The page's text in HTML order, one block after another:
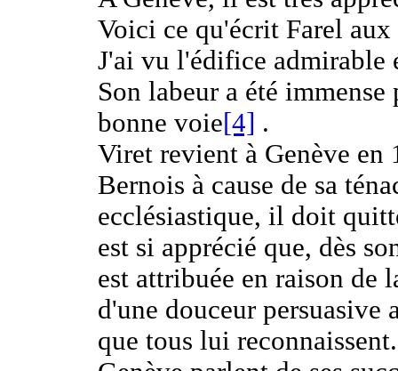
Voici ce qu'écrit Farel
J'ai vu l'édifice admirable
Son labeur a été
bonne voie[4] .
Viret revient à Genève en
Bernois à cause de sa
ecclésiastique, il doit
est si apprécié que, dès
est attribuée en raison de
d'une douceur persuasive
que tous lui